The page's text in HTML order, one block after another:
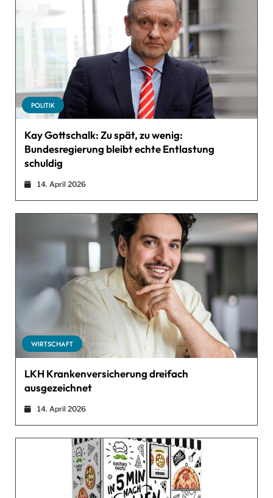
POLITIK
Kay Gottschalk: Zu spät, zu wenig:
Bundesregierung bleibt echte Entlastung
schuldig
14. April 2026
WIRTSCHAFT
LKH Krankenversicherung dreifach
ausgezeichnet
14. April 2026